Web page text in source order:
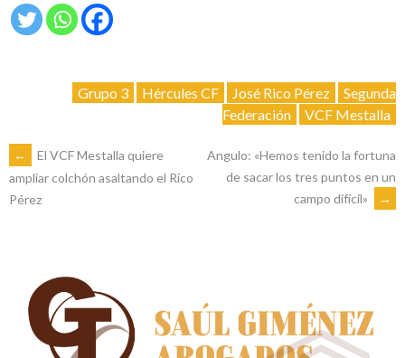
Grupo 3 Hércules CF José Rico Pérez
Segunda
Federación
VCF Mestalla
NAVEGACIÓN
DE
ENTRADAS
←
El VCF Mestalla quiere
ampliar colchón asaltando el Rico
Pérez
Angulo: «Hemos tenido la fortuna
de sacar los tres puntos en un
campo difícil»
→